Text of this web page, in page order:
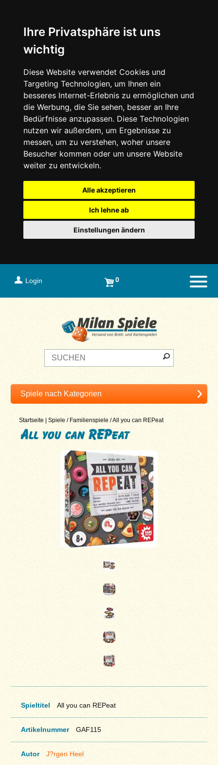
Ihre Privatsphäre ist uns
wichtig
Diese Website verwendet Cookies und
Targeting Technologien, um Ihnen ein
besseres Internet-Erlebnis zu ermöglichen und
die Werbung, die Sie sehen, besser an Ihre
Bedürfnisse anzupassen. Diese Technologien
nutzen wir außerdem, um Ergebnisse zu
messen, um zu verstehen, woher unsere
Besucher kommen oder um unsere Website
weiter zu entwickeln.
Alle akzeptieren
Ich lehne ab
Einstellungen ändern
Login 0
Startseite |Spiele / Familienspiele /All you can REPeat
All you can REPeat
Spieltitel All you can REPeat
Artikelnummer GAF115
Autor J?rgen Heel